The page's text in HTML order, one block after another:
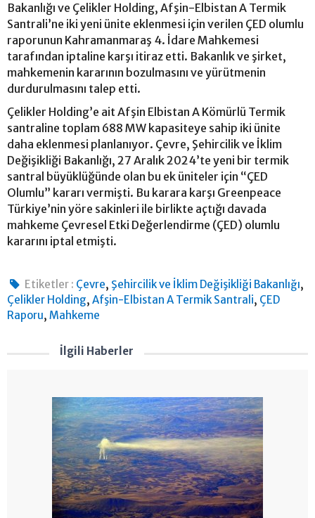
Bakanlığı ve Çelikler Holding, Afşin-Elbistan A Termik
Santrali’ne iki yeni ünite eklenmesi için verilen ÇED olumlu
raporunun Kahramanmaraş 4. İdare Mahkemesi
tarafından iptaline karşı itiraz etti. Bakanlık ve şirket,
mahkemenin kararının bozulmasını ve yürütmenin
durdurulmasını talep etti.
Çelikler Holding’e ait Afşin Elbistan A Kömürlü Termik
santraline toplam 688 MW kapasiteye sahip iki ünite
daha eklenmesi planlanıyor. Çevre, Şehircilik ve İklim
Değişikliği Bakanlığı, 27 Aralık 2024’te yeni bir termik
santral büyüklüğünde olan bu ek üniteler için “ÇED
Olumlu” kararı vermişti. Bu karara karşı Greenpeace
Türkiye’nin yöre sakinleri ile birlikte açtığı davada
mahkeme Çevresel Etki Değerlendirme (ÇED) olumlu
kararını iptal etmişti.
Etiketler : Çevre, Şehircilik ve İklim Değişikliği Bakanlığı,
Çelikler Holding, Afşin-Elbistan A Termik Santrali, ÇED
Raporu, Mahkeme
İlgili Haberler